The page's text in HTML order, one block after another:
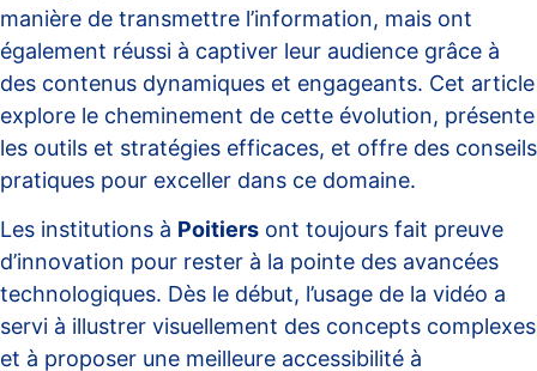
manière de transmettre l’information, mais ont
également réussi à captiver leur audience grâce à
des contenus dynamiques et engageants. Cet article
explore le cheminement de cette évolution, présente
les outils et stratégies efficaces, et offre des conseils
pratiques pour exceller dans ce domaine.
Les institutions à Poitiers ont toujours fait preuve
d’innovation pour rester à la pointe des avancées
technologiques. Dès le début, l’usage de la vidéo a
servi à illustrer visuellement des concepts complexes
et à proposer une meilleure accessibilité à